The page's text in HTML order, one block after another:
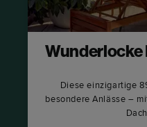
Wunderlocke
Diese einzigartige
besondere Anlässe –